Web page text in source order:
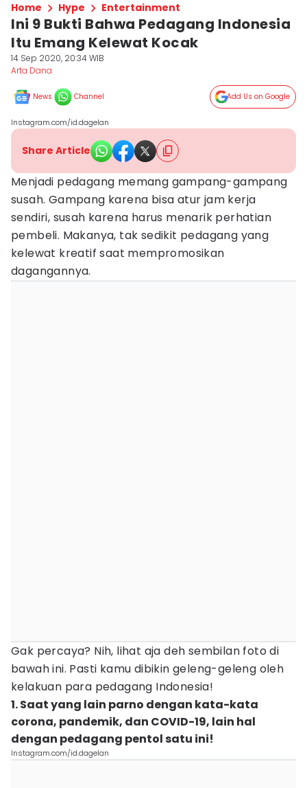
Home Hype Entertainment
Ini 9 Bukti Bahwa Pedagang Indonesia
Itu Emang Kelewat Kocak
14 Sep 2020, 20:34 WIB
Arta Dana
News Channel Add Us on Google
Instagram.com/id.dagelan
Share Article
Menjadi pedagang memang gampang-gampang
susah. Gampang karena bisa atur jam kerja
sendiri, susah karena harus menarik perhatian
pembeli. Makanya, tak sedikit pedagang yang
kelewat kreatif saat mempromosikan
dagangannya.
Gak percaya? Nih, lihat aja deh sembilan foto di
bawah ini. Pasti kamu dibikin geleng-geleng oleh
kelakuan para pedagang Indonesia!
1. Saat yang lain parno dengan kata-kata
corona, pandemik, dan COVID-19, lain hal
dengan pedagang pentol satu ini!
Instagram.com/id.dagelan